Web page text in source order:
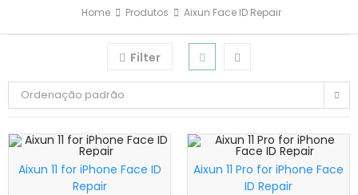
Home Produtos Aixun Face ID Repair
Filter
Ordenação padrão
Aixun 11 for iPhone Face ID
Repair
Aixun 11 Pro for iPhone Face
ID Repair